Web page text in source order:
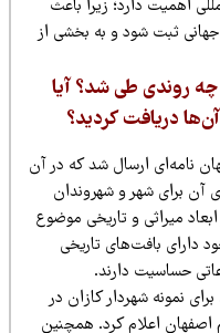
دارد؛ زیرا باعث
ثبت شود و به بخشی از
طی شد؟ آیا
کردید؟
نامه‌ای ارسال شد که در آن
شهر و شهروندان
میراثی و تاریخی موضوع
بافت‌های تاریخی
دارند.
شهردار کازان در
اعلام کرد. همچنین